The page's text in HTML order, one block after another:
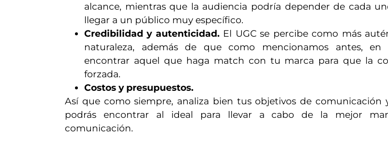
alcance, mientras que la audiencia podría depender de cada
llegar a un público muy específico.
Credibilidad y autenticidad.El UGC se percibe como más
naturaleza, además de que como mencionamos antes, en
encontrar aquel que haga match con tu marca para que la
forzada.
Costos y presupuestos.
Así que como siempre, analiza bien tus objetivos de comunicación
podrás encontrar al ideal para llevar a cabo de la mejor
comunicación.